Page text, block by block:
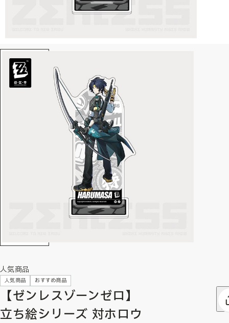
人気商品
人気商品 おすすめ商品
【ゼンレスゾーンゼロ】
立ち絵シリーズ 対ホロウ